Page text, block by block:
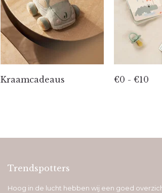
Kraamcadeaus €0 - €10
Trendspotters
Hoog in de lucht hebben wij een goed